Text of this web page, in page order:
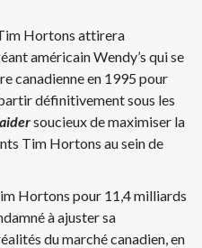
Hortons attirera
américain Wendy’s qui se
canadienne en 1995 pour
définitivement sous les
soucieux de maximiser la
Tim Hortons au sein de
Hortons pour 11,4 milliards
à ajuster sa
du marché canadien, en